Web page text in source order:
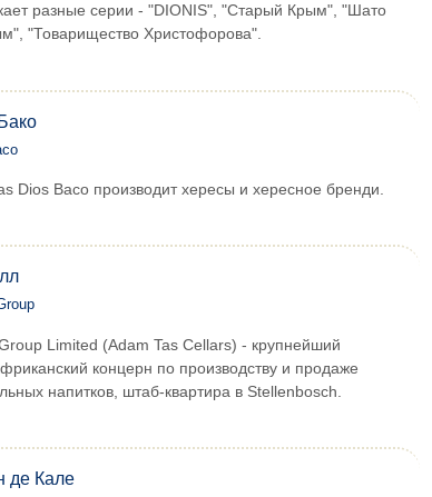
разные серии - "DIONIS", "Старый Крым", "Шато
"Товарищество Христофорова".
Dios Baco производит хересы и хересное бренди.
Limited (Adam Tas Cellars) - крупнейший
концерн по производству и продаже
напитков, штаб-квартира в Stellenbosch.
де Кале